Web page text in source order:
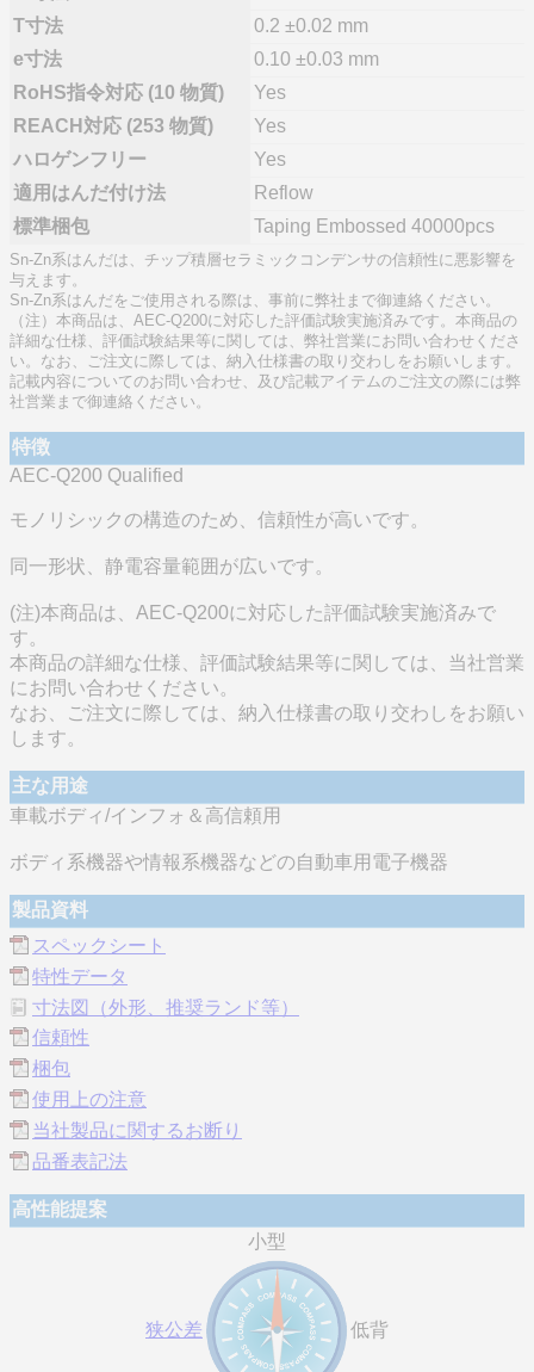
T寸法
0.2 ±0.02 mm
e寸法
0.10 ±0.03 mm
RoHS指令対応 (10 物質)
Yes
REACH対応 (253 物質)
Yes
ハロゲンフリー
Yes
適用はんだ付け法
Reflow
標準梱包
Taping Embossed 40000pcs
Sn-Zn系はんだは、チップ積層セラミックコンデンサの信頼性に悪影響を
与えます。
Sn-Zn系はんだをご使用される際は、事前に弊社まで御連絡ください。
（注）本商品は、AEC-Q200に対応した評価試験実施済みです。本商品の
詳細な仕様、評価試験結果等に関しては、弊社営業にお問い合わせくださ
い。なお、ご注文に際しては、納入仕様書の取り交わしをお願いします。
記載内容についてのお問い合わせ、及び記載アイテムのご注文の際には弊
社営業まで御連絡ください。
特徴
AEC-Q200 Qualified
モノリシックの構造のため、信頼性が高いです。
同一形状、静電容量範囲が広いです。
(注)本商品は、AEC-Q200に対応した評価試験実施済みで
す。
本商品の詳細な仕様、評価試験結果等に関しては、当社営業
にお問い合わせください。
なお、ご注文に際しては、納入仕様書の取り交わしをお願い
します。
主な用途
車載ボディ/インフォ＆高信頼用
ボディ系機器や情報系機器などの自動車用電子機器
製品資料
スペックシート
特性データ
寸法図（外形、推奨ランド等）
信頼性
梱包
使用上の注意
当社製品に関するお断り
品番表記法
高性能提案
小型
狭公差 低背